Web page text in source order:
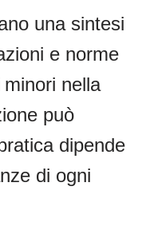
una sintesi
e norme
minori nella
può
dipende
di ogni